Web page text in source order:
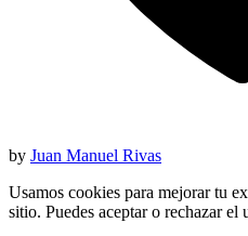
by Juan Manuel Rivas
Usamos cookies para mejorar tu
sitio. Puedes aceptar o rechazar el